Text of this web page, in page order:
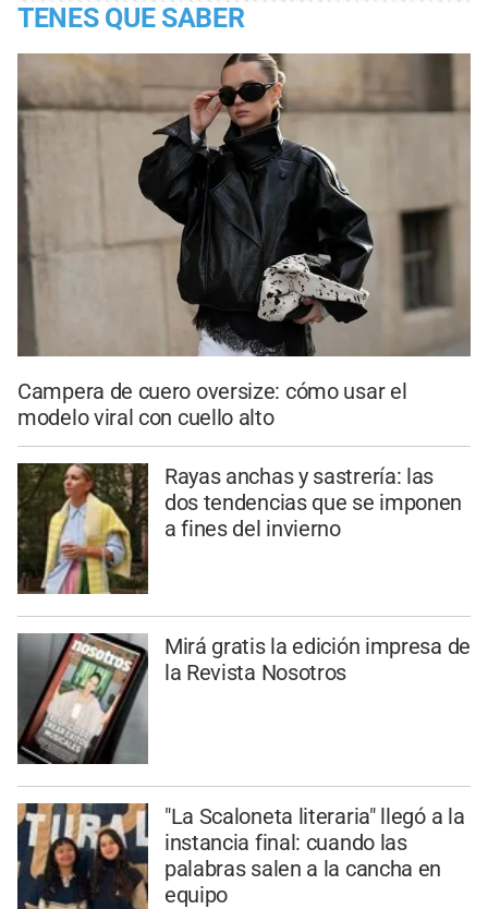
TENES QUE SABER
Campera de cuero oversize: cómo usar el
modelo viral con cuello alto
Rayas anchas y sastrería: las
dos tendencias que se imponen
a fines del invierno
Mirá gratis la edición impresa de
la Revista Nosotros
"La Scaloneta literaria" llegó a la
instancia final: cuando las
palabras salen a la cancha en
equipo